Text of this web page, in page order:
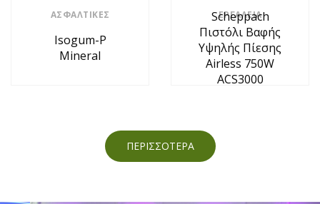
ΑΣΦΑΛΤΙΚΈΣ
Isogum-P
Mineral
ΕΡΓΑΛΕΊΑ
Scheppach
Πιστόλι Βαφής
Υψηλής Πίεσης
Airless 750W
ACS3000
ΠΕΡΙΣΣΟΤΕΡΑ